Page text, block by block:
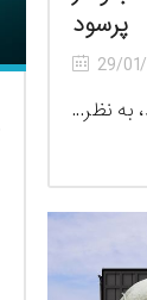
پرسود
29/
به نظر...